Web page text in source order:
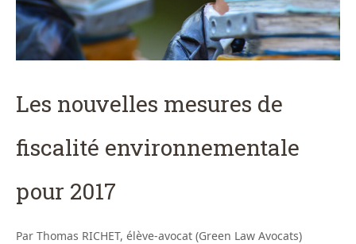
Les nouvelles mesures de
fiscalité environnementale
pour 2017
Par Thomas RICHET, élève-avocat (Green Law Avocats)